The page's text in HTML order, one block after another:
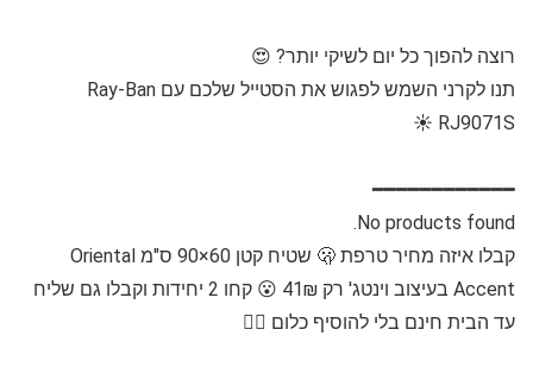
רוצה להפוך כל יום לשיקי יותר? 😍
תנו לקרני השמש לפגוש את הסטייל שלכם עם Ray-Ban
RJ9071S ☀️
━━━━━━━━━━━━
No products found.
קבלו איזה מחיר טרפת 🫢 שטיח קטן 60×90 ס"מ Oriental
Accent בעיצוב וינטג' רק 41₪ 😮 קחו 2 יחידות וקבלו גם שליח
עד הבית חינם בלי להוסיף כלום 🏃‍♂️